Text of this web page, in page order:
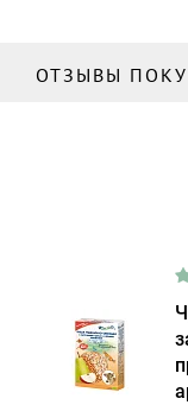
ОТЗЫВЫ